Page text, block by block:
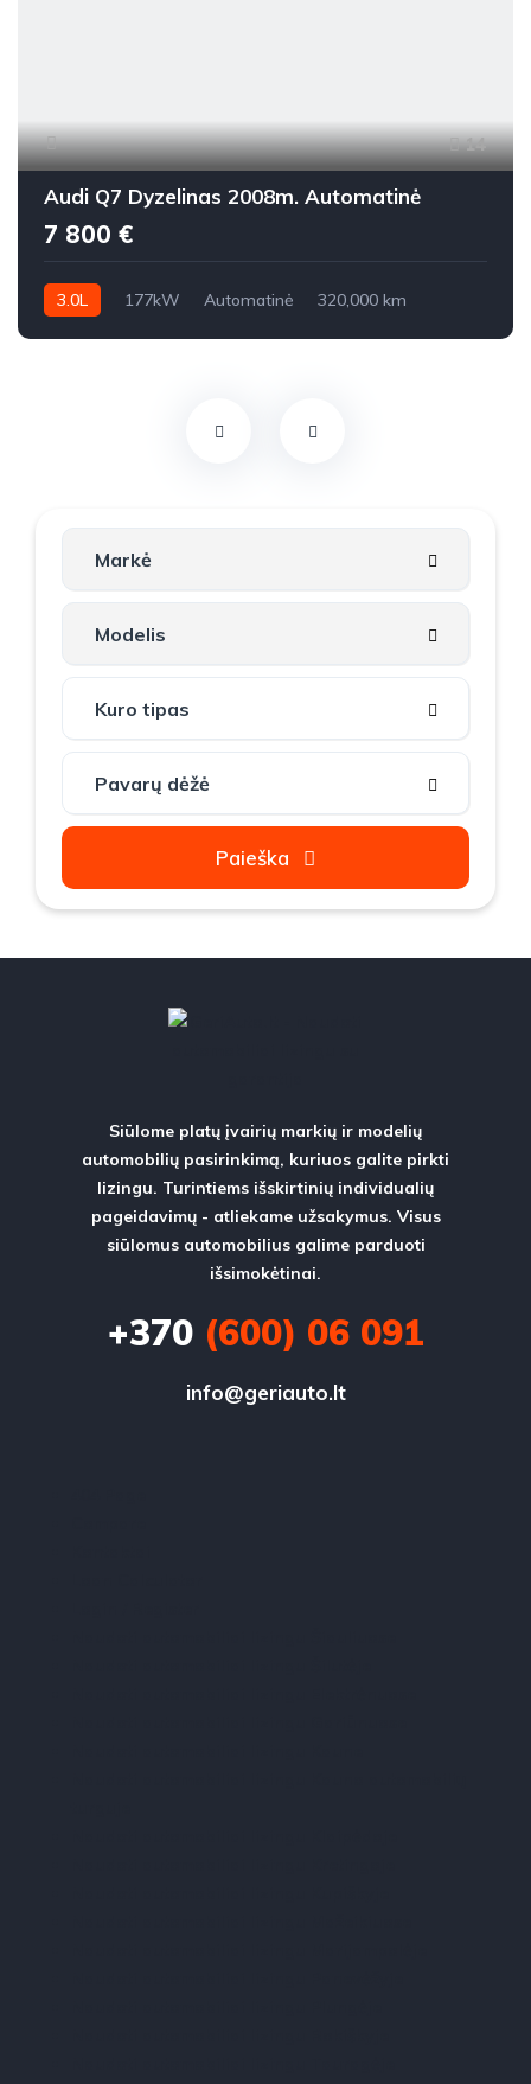
14
Audi Q7 Dyzelinas 2008m. Automatinė
7 800 €
3.0L 177kW Automatinė
320,000 km
Paieška
Siūlome platų įvairių markių ir modelių
automobilių pasirinkimą, kuriuos galite pirkti
lizingu. Turintiems išskirtinių individualių
pageidavimų - atliekame užsakymus. Visus
siūlomus automobilius galime parduoti
išsimokėtinai.
+370(600) 06 091
info@geriauto.lt